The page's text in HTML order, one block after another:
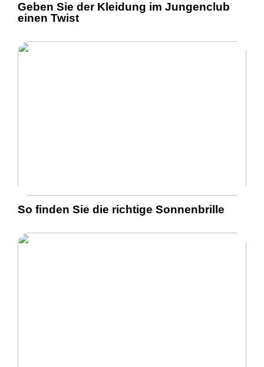
Geben Sie der Kleidung im Jungenclub
einen Twist
So finden Sie die richtige Sonnenbrille